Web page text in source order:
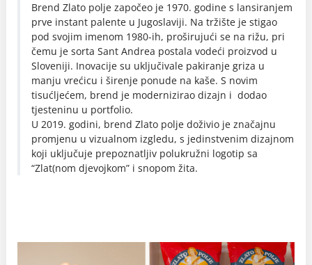
Brend Zlato polje započeo je 1970. godine s lansiranjem
prve instant palente u Jugoslaviji. Na tržište je stigao
pod svojim imenom 1980-ih, proširujući se na rižu, pri
čemu je sorta Sant Andrea postala vodeći proizvod u
Sloveniji. Inovacije su uključivale pakiranje griza u
manju vrećicu i širenje ponude na kaše. S novim
tisućljećem, brend je modernizirao dizajn i dodao
tjesteninu u portfolio.
U 2019. godini, brend Zlato polje doživio je značajnu
promjenu u vizualnom izgledu, s jedinstvenim dizajnom
koji uključuje prepoznatljiv polukružni logotip sa
“Zlat(nom djevojkom” i snopom žita.